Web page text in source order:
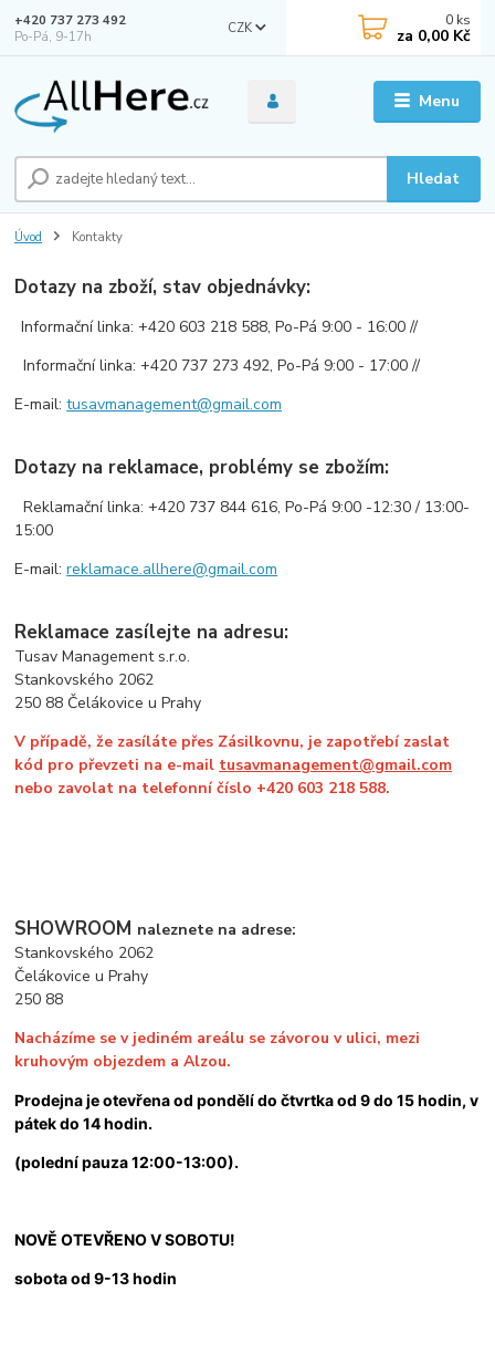
Menu
CZK
Hledat
+420 737 273 492
Po-Pá, 9-17h
0 ks
za 0,00 Kč
Úvod Kontakty
Dotazy na zboží, stav objednávky:
Informační linka: +420 603 218 588,Po-Pá 9:00 - 16:00 //
Informační linka: +420 737 273 492, Po-Pá 9:00 - 17:00 //
E-mail:tusavmanagement@gmail.com
Dotazy na reklamace, problémy se zbožím:
Reklamační linka: +420 737 844 616, Po-Pá 9:00 -12:30 / 13:00-
15:00
E-mail:reklamace.allhere@gmail.com
Reklamace zasílejte na adresu:
Tusav Management s.r.o.
Stankovského 2062
250 88 Čelákovice u Prahy
V případě, že zasíláte přes Zásilkovnu, je zapotřebí zaslat
kód pro převzeti na e-mail tusavmanagement@gmail.com
nebo zavolat na telefonní číslo +420 603 218 588.
SHOWROOM naleznete na adrese:
Stankovského 2062
Čelákovice u Prahy
250 88
Nacházíme se v jediném areálu se závorou v ulici, mezi
kruhovým objezdem a Alzou.
Prodejna je otevřena od pondělí do čtvrtka od 9 do 15 hodin, v
pátek do 14 hodin.
(polední pauza 12:00-13:00).
NOVĚ OTEVŘENO V SOBOTU!
sobota od 9-13 hodin